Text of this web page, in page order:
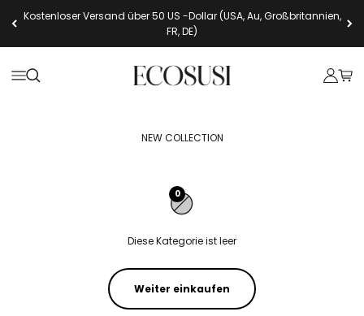
Kostenloser Versand über 50 US -Dollar (USA, Au, Großbritannien,
FR, DE)
Navigationsmenü öffnen
Suche öffnen Ecosusi
NEW COLLECTION
0
Diese Kategorie ist leer
Weiter einkaufen